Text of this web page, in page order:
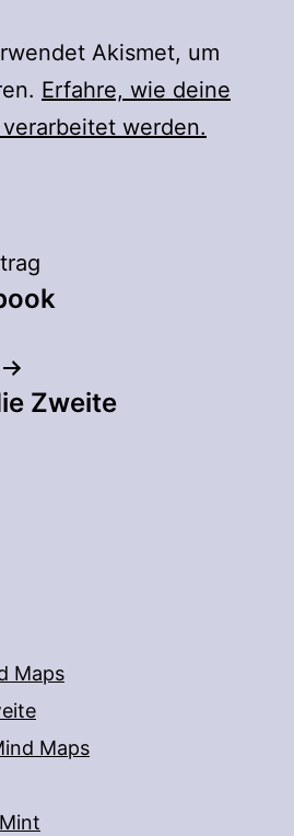
Akismet, um
Erfahre, wie deine
werden.
Zweite
Maps
Maps